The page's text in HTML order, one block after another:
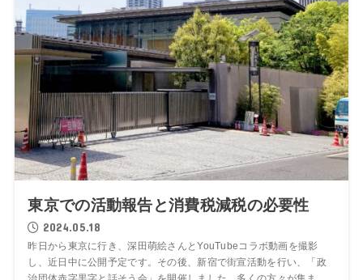
東京での活動報告と消費税減税の必要性
2024.05.18
昨日から東京に行き、深田萌絵さんとYouTubeコラボ動画を撮影
し、近日中に公開予定です。その後、新宿で街宣活動を行い、「政